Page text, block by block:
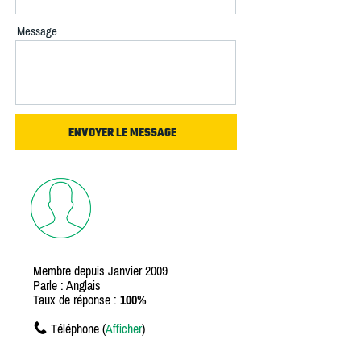
Message
Membre depuis Janvier 2009
Parle : Anglais
Taux de réponse : 100%
Téléphone (Afficher)